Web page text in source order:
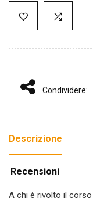
Condividere:
Descrizione
Recensioni
A chi è rivolto il corso